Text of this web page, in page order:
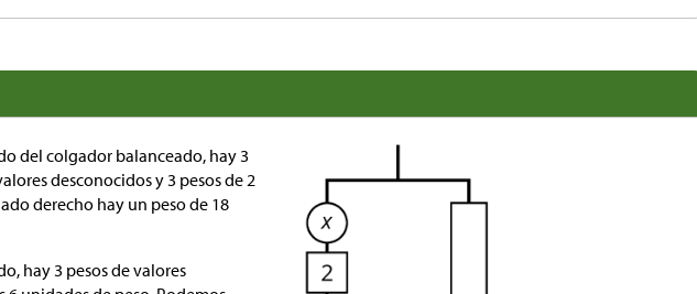
del colgador balanceado, hay 3
desconocidos y 3 pesos de 2
derecho hay un peso de 18
hay 3 pesos de valores